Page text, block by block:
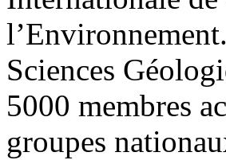
Sciences
5000 membres
groupes